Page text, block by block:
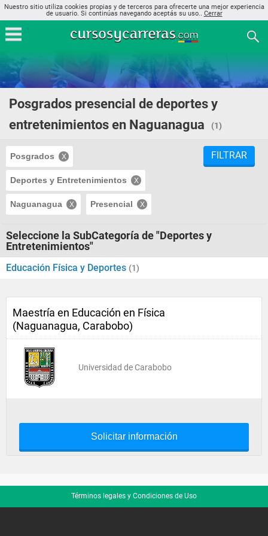
Nuestro sitio utiliza cookies propias y de terceros para ofrecerte una mejor experiencia
de usuario. Si continúas navegando aceptás su uso.. Cerrar
Posgrados presencial de deportes y
entretenimientos en Naguanagua
(1)
Posgrados
Deportes y Entretenimientos
Naguanagua Presencial
FILTRAR
Seleccione la SubCategoría de "Deportes y
Entretenimientos"
Educación Física y Deportes (1)
Maestría en Educación en Física
(Naguanagua, Carabobo)
Universidad de Carabobo
Solicitar información
Términos legales y Condiciones de Uso